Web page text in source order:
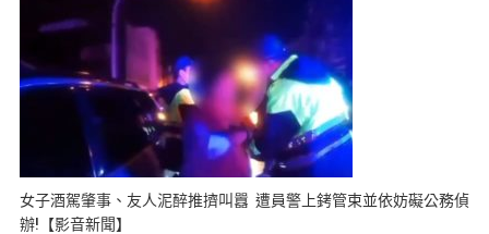
女子酒駕肇事、友人泥醉推擠叫囂 遭員警上銬管束並依妨礙公務偵
辦!【影音新聞】